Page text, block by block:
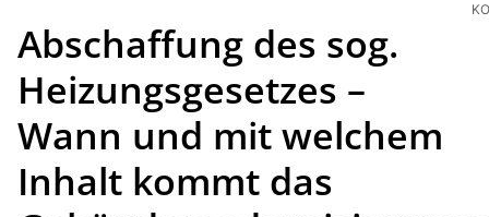
Abschaffung des sog.
Heizungsgesetzes –
Wann und mit welchem
Inhalt kommt das